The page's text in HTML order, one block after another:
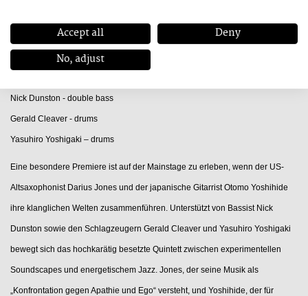
Darius Jones - alto saxophone
Nick Dunston - double bass
Gerald Cleaver - drums
Yasuhiro Yoshigaki – drums
Eine besondere Premiere ist auf der Mainstage zu erleben, wenn der US-
Altsaxophonist Darius Jones und der japanische Gitarrist Otomo Yoshihide
ihre klanglichen Welten zusammenführen. Unterstützt von Bassist Nick
Dunston sowie den Schlagzeugern Gerald Cleaver und Yasuhiro Yoshigaki
bewegt sich das hochkarätig besetzte Quintett zwischen experimentellen
Soundscapes und energetischem Jazz. Jones, der seine Musik als
„Konfrontation gegen Apathie und Ego“ versteht, und Yoshihide, der für
Accept all
Deny
No, adjust